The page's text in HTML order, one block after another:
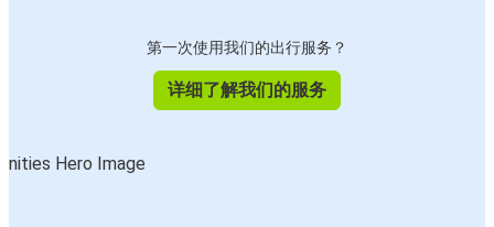
第一次使用我们的出行服务？
详细了解我们的服务